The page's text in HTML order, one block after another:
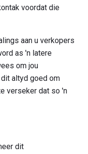
voordat die
aan u verkopers
as 'n latere
om jou
altyd goed om
verseker dat so 'n
dit